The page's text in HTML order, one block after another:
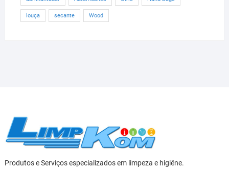
louça secante Wood
Produtos e Serviços especializados em limpeza e higiêne.